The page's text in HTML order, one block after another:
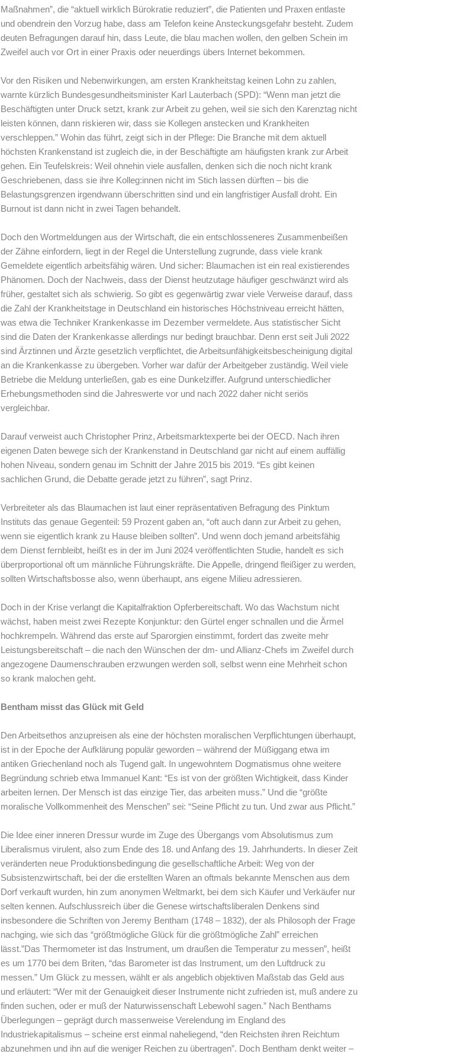
Maßnahmen”, die “aktuell wirklich Bürokratie reduziert”, die Patienten und Praxen entlaste
und obendrein den Vorzug habe, dass am Telefon keine Ansteckungsgefahr besteht. Zudem
deuten Befragungen darauf hin, dass Leute, die blau machen wollen, den gelben Schein im
Zweifel auch vor Ort in einer Praxis oder neuerdings übers Internet bekommen.
Vor den Risiken und Nebenwirkungen, am ersten Krankheitstag keinen Lohn zu zahlen,
warnte kürzlich Bundesgesundheitsminister Karl Lauterbach (SPD): “Wenn man jetzt die
Beschäftigten unter Druck setzt, krank zur Arbeit zu gehen, weil sie sich den Karenztag nicht
leisten können, dann riskieren wir, dass sie Kollegen anstecken und Krankheiten
verschleppen.” Wohin das führt, zeigt sich in der Pflege: Die Branche mit dem aktuell
höchsten Krankenstand ist zugleich die, in der Beschäftigte am häufigsten krank zur Arbeit
gehen. Ein Teufelskreis: Weil ohnehin viele ausfallen, denken sich die noch nicht krank
Geschriebenen, dass sie ihre Kolleg:innen nicht im Stich lassen dürften – bis die
Belastungsgrenzen irgendwann überschritten sind und ein langfristiger Ausfall droht. Ein
Burnout ist dann nicht in zwei Tagen behandelt.
Doch den Wortmeldungen aus der Wirtschaft, die ein entschlosseneres Zusammenbeißen
der Zähne einfordern, liegt in der Regel die Unterstellung zugrunde, dass viele krank
Gemeldete eigentlich arbeitsfähig wären. Und sicher: Blaumachen ist ein real existierendes
Phänomen. Doch der Nachweis, dass der Dienst heutzutage häufiger geschwänzt wird als
früher, gestaltet sich als schwierig. So gibt es gegenwärtig zwar viele Verweise darauf, dass
die Zahl der Krankheitstage in Deutschland ein historisches Höchstniveau erreicht hätten,
was etwa die Techniker Krankenkasse im Dezember vermeldete. Aus statistischer Sicht
sind die Daten der Krankenkasse allerdings nur bedingt brauchbar. Denn erst seit Juli 2022
sind Ärztinnen und Ärzte gesetzlich verpflichtet, die Arbeitsunfähigkeitsbescheinigung digital
an die Krankenkasse zu übergeben. Vorher war dafür der Arbeitgeber zuständig. Weil viele
Betriebe die Meldung unterließen, gab es eine Dunkelziffer. Aufgrund unterschiedlicher
Erhebungsmethoden sind die Jahreswerte vor und nach 2022 daher nicht seriös
vergleichbar.
Darauf verweist auch Christopher Prinz, Arbeitsmarktexperte bei der OECD. Nach ihren
eigenen Daten bewege sich der Krankenstand in Deutschland gar nicht auf einem auffällig
hohen Niveau, sondern genau im Schnitt der Jahre 2015 bis 2019. “Es gibt keinen
sachlichen Grund, die Debatte gerade jetzt zu führen”, sagt Prinz.
Verbreiteter als das Blaumachen ist laut einer repräsentativen Befragung des Pinktum
Instituts das genaue Gegenteil: 59 Prozent gaben an, “oft auch dann zur Arbeit zu gehen,
wenn sie eigentlich krank zu Hause bleiben sollten”. Und wenn doch jemand arbeitsfähig
dem Dienst fernbleibt, heißt es in der im Juni 2024 veröffentlichten Studie, handelt es sich
überproportional oft um männliche Führungskräfte. Die Appelle, dringend fleißiger zu werden,
sollten Wirtschaftsbosse also, wenn überhaupt, ans eigene Milieu adressieren.
Doch in der Krise verlangt die Kapitalfraktion Opferbereitschaft. Wo das Wachstum nicht
wächst, haben meist zwei Rezepte Konjunktur: den Gürtel enger schnallen und die Ärmel
hochkrempeln. Während das erste auf Sparorgien einstimmt, fordert das zweite mehr
Leistungsbereitschaft – die nach den Wünschen der dm- und Allianz-Chefs im Zweifel durch
angezogene Daumenschrauben erzwungen werden soll, selbst wenn eine Mehrheit schon
so krank malochen geht.
Bentham misst das Glück mit Geld
Den Arbeitsethos anzupreisen als eine der höchsten moralischen Verpflichtungen überhaupt,
ist in der Epoche der Aufklärung populär geworden – während der Müßiggang etwa im
antiken Griechenland noch als Tugend galt. In ungewohntem Dogmatismus ohne weitere
Begründung schrieb etwa Immanuel Kant: “Es ist von der größten Wichtigkeit, dass Kinder
arbeiten lernen. Der Mensch ist das einzige Tier, das arbeiten muss.” Und die “größte
moralische Vollkommenheit des Menschen” sei: “Seine Pflicht zu tun. Und zwar aus Pflicht.”
Die Idee einer inneren Dressur wurde im Zuge des Übergangs vom Absolutismus zum
Liberalismus virulent, also zum Ende des 18. und Anfang des 19. Jahrhunderts. In dieser Zeit
veränderten neue Produktionsbedingung die gesellschaftliche Arbeit: Weg von der
Subsistenzwirtschaft, bei der die erstellten Waren an oftmals bekannte Menschen aus dem
Dorf verkauft wurden, hin zum anonymen Weltmarkt, bei dem sich Käufer und Verkäufer nur
selten kennen. Aufschlussreich über die Genese wirtschaftsliberalen Denkens sind
insbesondere die Schriften von Jeremy Bentham (1748 – 1832), der als Philosoph der Frage
nachging, wie sich das “größtmögliche Glück für die größtmögliche Zahl” erreichen
lässt.”Das Thermometer ist das Instrument, um draußen die Temperatur zu messen”, heißt
es um 1770 bei dem Briten, “das Barometer ist das Instrument, um den Luftdruck zu
messen.” Um Glück zu messen, wählt er als angeblich objektiven Maßstab das Geld aus
und erläutert: “Wer mit der Genauigkeit dieser Instrumente nicht zufrieden ist, muß andere zu
finden suchen, oder er muß der Naturwissenschaft Lebewohl sagen.” Nach Benthams
Überlegungen – geprägt durch massenweise Verelendung im England des
Industriekapitalismus – scheine erst einmal naheliegend, “den Reichsten ihren Reichtum
abzunehmen und ihn auf die weniger Reichen zu übertragen”. Doch Bentham denkt weiter –